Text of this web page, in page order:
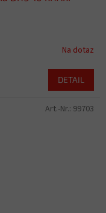
Na dotaz
DETAIL
Art.-Nr.: 99703